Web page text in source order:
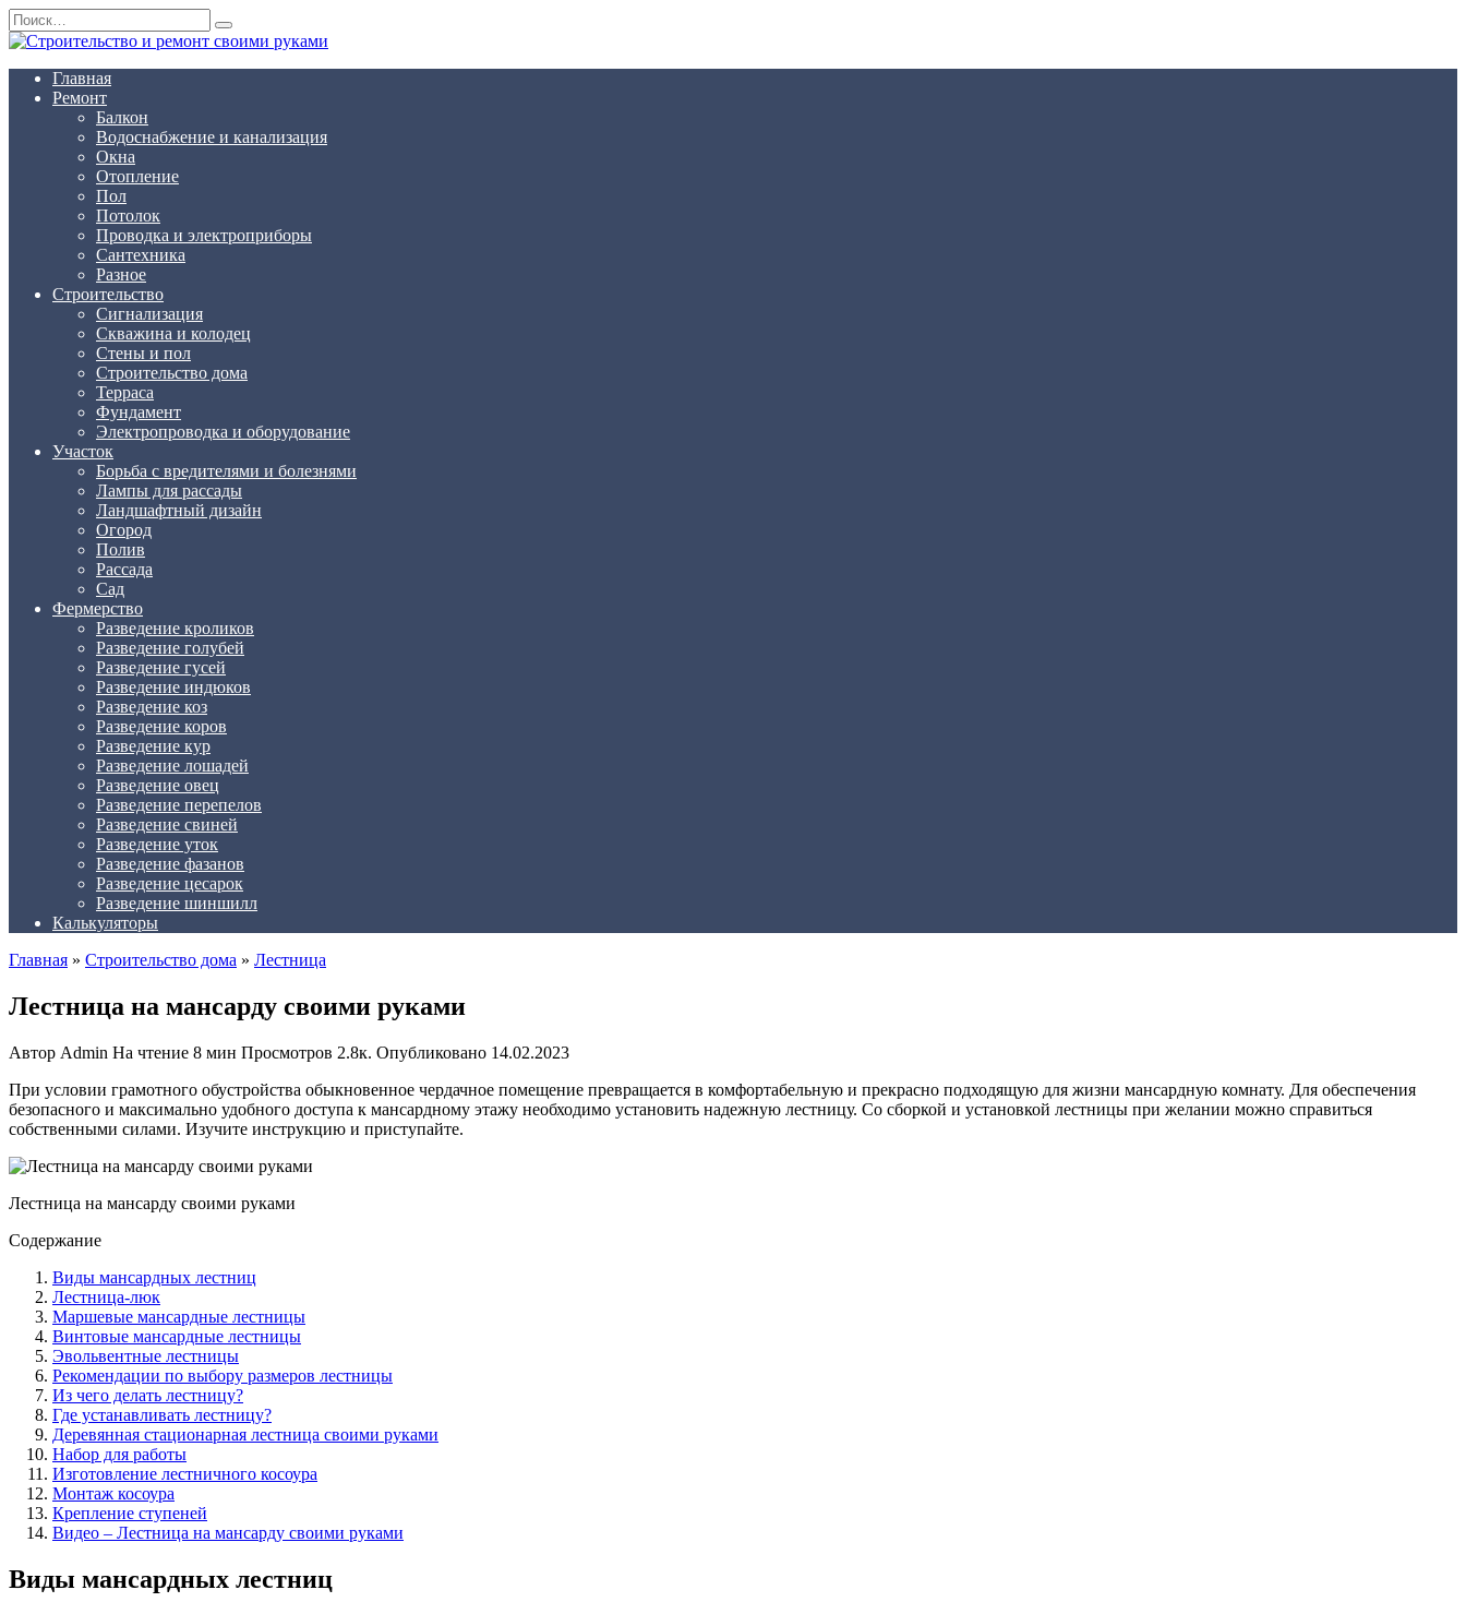
Перейти
к
содержанию
Search
for:
Главная
Ремонт
Балкон
Водоснабжение и канализация
Окна
Отопление
Пол
Потолок
Проводка и электроприборы
Сантехника
Разное
Строительство
Сигнализация
Скважина и колодец
Стены и пол
Строительство дома
Терраса
Фундамент
Электропроводка и оборудование
Участок
Борьба с вредителями и болезнями
Лампы для рассады
Ландшафтный дизайн
Огород
Полив
Рассада
Сад
Фермерство
Разведение кроликов
Разведение голубей
Разведение гусей
Разведение индюков
Разведение коз
Разведение коров
Разведение кур
Разведение лошадей
Разведение овец
Разведение перепелов
Разведение свиней
Разведение уток
Разведение фазанов
Разведение цесарок
Разведение шиншилл
Калькуляторы
Главная » Строительство дома » Лестница
Лестница на мансарду своими руками
Автор Admin На чтение 8 мин Просмотров 2.8к. Опубликовано 14.02.2023
При условии грамотного обустройства обыкновенное чердачное помещение превращается в комфортабельную и прекрасно подходящую для жизни мансардную комнату. Для обеспечения
безопасного и максимально удобного доступа к мансардному этажу необходимо установить надежную лестницу. Со сборкой и установкой лестницы при желании можно справиться
собственными силами. Изучите инструкцию и приступайте.
Лестница на мансарду своими руками
Содержание
Виды мансардных лестниц
Лестница-люк
Маршевые мансардные лестницы
Винтовые мансардные лестницы
Эвольвентные лестницы
Рекомендации по выбору размеров лестницы
Из чего делать лестницу?
Где устанавливать лестницу?
Деревянная стационарная лестница своими руками
Набор для работы
Изготовление лестничного косоура
Монтаж косоура
Крепление ступеней
Видео – Лестница на мансарду своими руками
Виды мансардных лестниц